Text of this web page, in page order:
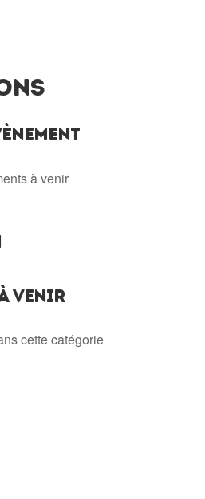
à venir
VENIR
cette catégorie